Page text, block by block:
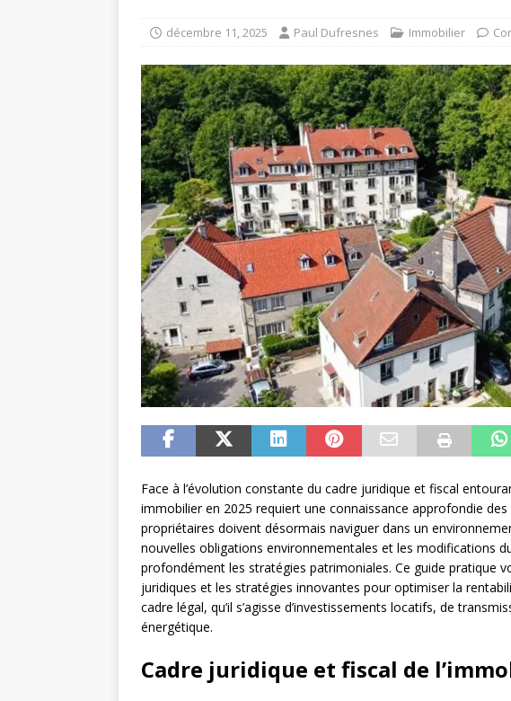
décembre 11, 2025 Paul Dufresnes Immobilier
Face à l’évolution constante du cadre juridique et fiscal
immobilier en 2025 requiert une connaissance approfondie
propriétaires doivent désormais naviguer dans un
nouvelles obligations environnementales et les modifications
profondément les stratégies patrimoniales. Ce guide pratique
juridiques et les stratégies innovantes pour optimiser la
cadre légal, qu’il s’agisse d’investissements locatifs, de
énergétique.
Cadre juridique et fiscal de